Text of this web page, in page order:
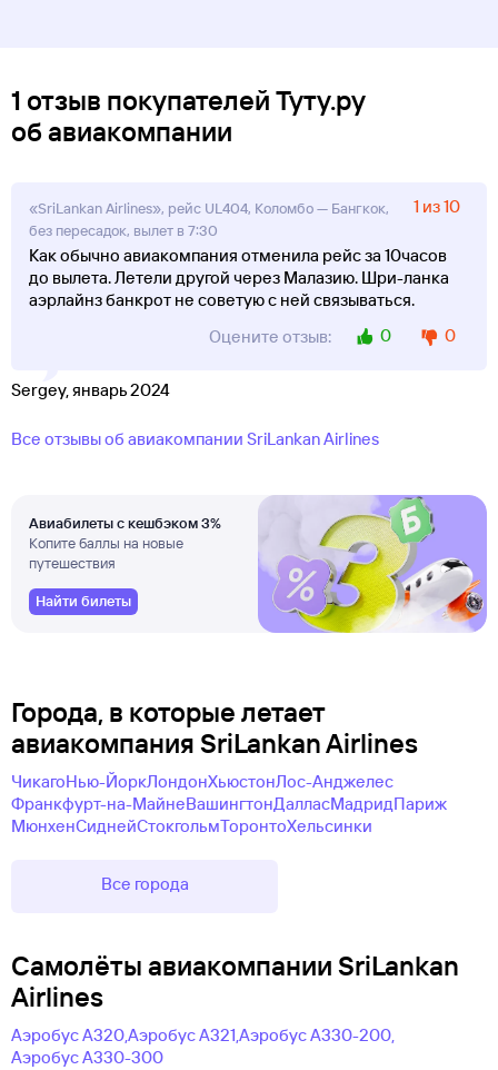
1 отзыв покупателей Туту.ру
об авиакомпании
«SriLankan Airlines», рейс UL404, Коломбо — Бангкок,
без пересадок, вылет в 7:30
1 из 10
Как обычно авиакомпания отменила рейс за 10часов
до вылета. Летели другой через Малазию. Шри-ланка
аэрлайнз банкрот не советую с ней связываться.
Оцените отзыв:
0 0
Sergey, январь 2024
Все отзывы об авиакомпании SriLankan Airlines
Авиабилеты с кешбэком 3%
Копите баллы на новые
путешествия
Найти билеты
Города, в которые летает
авиакомпания SriLankan Airlines
ЧикагоНью-ЙоркЛондонХьюстонЛос-Анджелес
Франкфурт-на-МайнеВашингтонДалласМадридПариж
МюнхенСиднейСтокгольмТоронтоХельсинки
Все города
Самолëты авиакомпании SriLankan
Airlines
Аэробус А320,Аэробус А321,Аэробус А330-200,
Аэробус А330-300